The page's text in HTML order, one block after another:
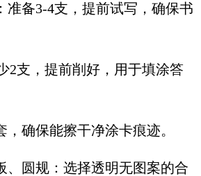
备3-4支，提前试写，确保书
支，提前削好，用于填涂答
确保能擦干净涂卡痕迹。
圆规：选择透明无图案的合